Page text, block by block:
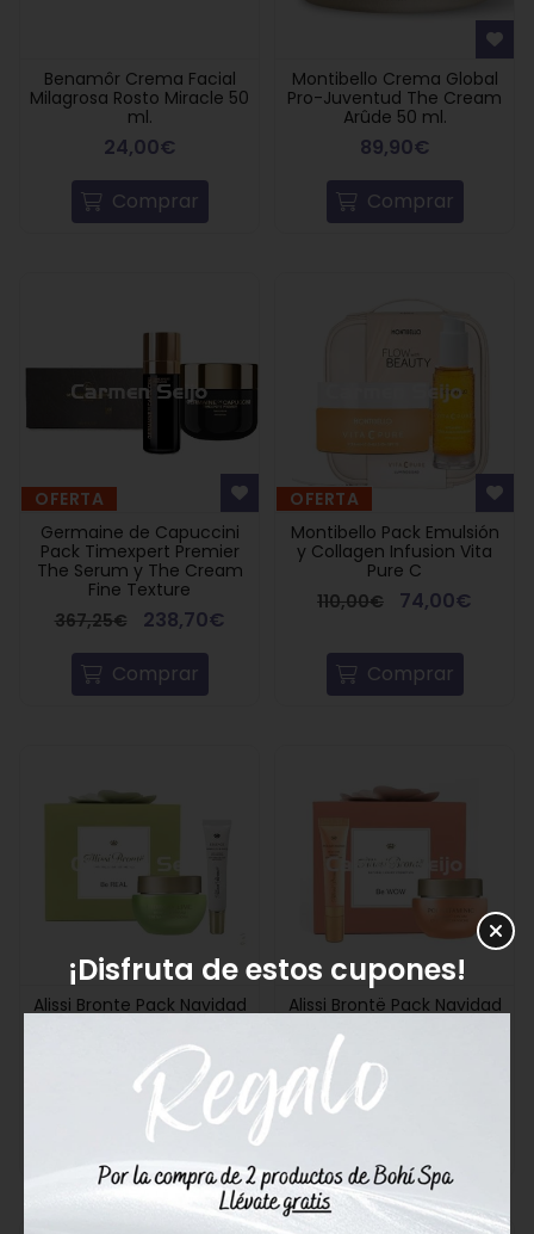
Benamôr Crema Facial
Milagrosa Rosto Miracle 50
ml.
24,00€
Comprar
Montibello Crema Global
Pro-Juventud The Cream
Arûde 50 ml.
89,90€
Comprar
OFERTA
Germaine de Capuccini
Pack Timexpert Premier
The Serum y The Cream
Fine Texture
367,25€
238,70€
Comprar
OFERTA
Montibello Pack Emulsión
y Collagen Infusion Vita
Pure C
110,00€
74,00€
Comprar
Alissi Bronte Pack Navidad
Lime + Contorno Essence
64,95€
Comprar
Alissi Brontë Pack Navidad
Crema Medianoche +
Contorno
64,95€
¡Disfruta de estos cupones!